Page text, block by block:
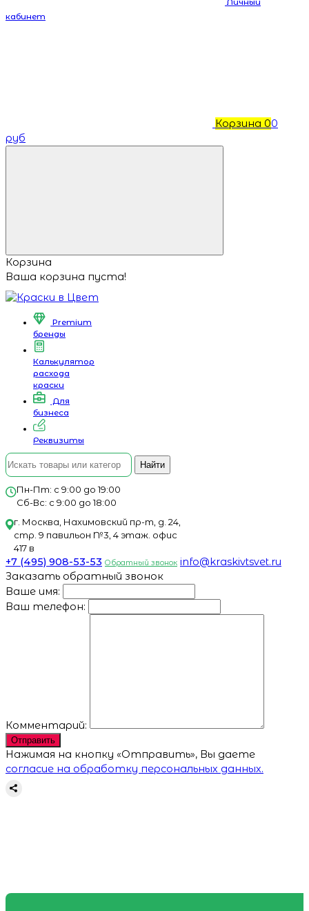
кабинет
Корзина 00
руб
Корзина
Ваша корзина пуста!
Premium
бренды
Калькулятор
расхода
краски
Для
бизнеса
Реквизиты
Найти
Пн-Пт: с 9:00 до 19:00
Сб-Вс: с 9:00 до 18:00
г. Москва, Нахимовский пр-т, д. 24,
стр. 9 павильон №3, 4 этаж. офис
417 в
+7 (495) 908-53-53 Обратный звонок info@kraskivtsvet.ru
Заказать обратный звонок
Ваше имя:
Ваш телефон:
Комментарий:
Отправить
Нажимая на кнопку «Отправить», Вы даете
согласие на обработку персональных данных.